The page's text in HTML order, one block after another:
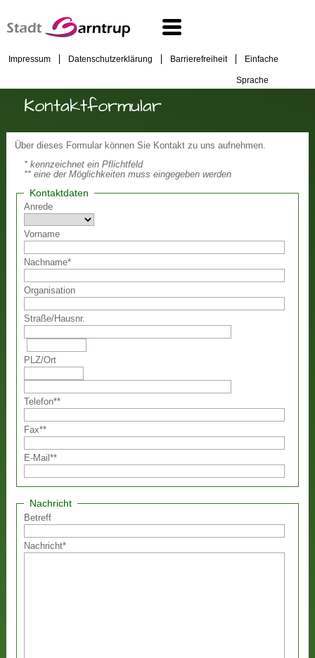
Impressum Datenschutzerklärung Barrierefreiheit Einfache
Sprache
Kontaktformular
Über dieses Formular können Sie Kontakt zu uns aufnehmen.
* kennzeichnet ein Pflichtfeld
** eine der Möglichkeiten muss eingegeben werden
Kontaktdaten
Anrede
Vorname
Nachname*
Organisation
Straße/Hausnr.
PLZ/Ort
Telefon**
Fax**
E-Mail **
Nachricht
Betreff
Nachricht*